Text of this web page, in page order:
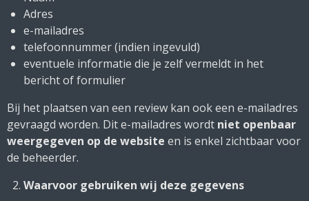
Adres
e-mailadres
telefoonnummer (indien ingevuld)
eventuele informatie die je zelf vermeldt in het
bericht of formulier
Bij het plaatsen van een review kan ook een e-mailadres
gevraagd worden. Dit e-mailadres wordt niet openbaar
weergegeven op de website en is enkel zichtbaar voor
de beheerder.
Waarvoor gebruiken wij deze gegevens